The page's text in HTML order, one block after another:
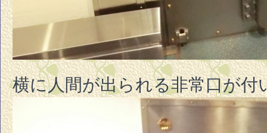
横に人間が出られる非常口が付